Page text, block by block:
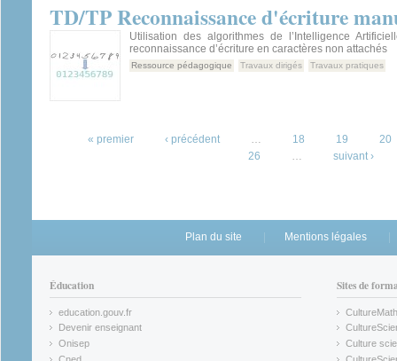
TD/TP Reconnaissance d'écriture
Utilisation des algorithmes de l’Intelligence
reconnaissance d’écriture en caractères non attachés
Ressource pédagogique Travaux dirigés Travaux pratiques
« premier ‹ précédent 18 19
20
26
suivant ›
Plan du site Mentions légales
Éducation
education.gouv.fr
(link is external)
Devenir enseignant
(link is external)
Onisep
(link is external)
Cned
Sites de
CultureMath
(link is
(link is
Culture